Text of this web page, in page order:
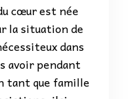
cœur est née
la situation de
dans
avoir pendant
tant que famille